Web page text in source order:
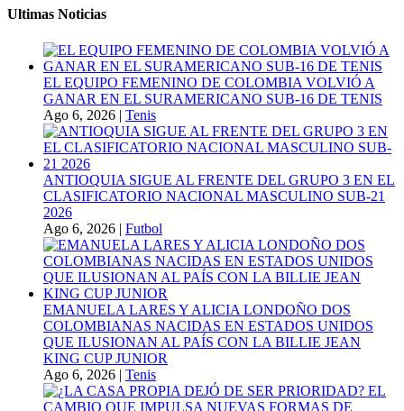
Ultimas Noticias
EL EQUIPO FEMENINO DE COLOMBIA VOLVIÓ A
GANAR EN EL SURAMERICANO SUB-16 DE TENIS
Ago 6, 2026 | Tenis
ANTIOQUIA SIGUE AL FRENTE DEL GRUPO 3 EN EL
CLASIFICATORIO NACIONAL MASCULINO SUB-21
2026
Ago 6, 2026 | Futbol
EMANUELA LARES Y ALICIA LONDOÑO DOS
COLOMBIANAS NACIDAS EN ESTADOS UNIDOS
QUE ILUSIONAN AL PAÍS CON LA BILLIE JEAN
KING CUP JUNIOR
Ago 6, 2026 | Tenis